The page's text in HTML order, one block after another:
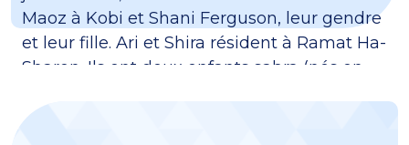
Maoz à Kobi et Shani Ferguson, leur gendre
et leur fille. Ari et Shira résident à Ramat Ha-
Sharon. Ils ont deux enfants sabra (nés en